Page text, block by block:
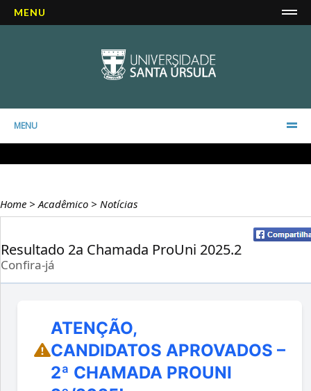
MENU
MENU
Home > Acadêmico > Notícias
Resultado 2a Chamada ProUni 2025.2
Confira-já
ATENÇÃO,
CANDIDATOS APROVADOS –
2ª CHAMADA PROUNI